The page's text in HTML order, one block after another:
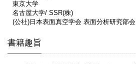
東京大学
名古屋大学/ SSR(株)
(公社)日本表面真空学会 表面分析研究部会
書籍趣旨